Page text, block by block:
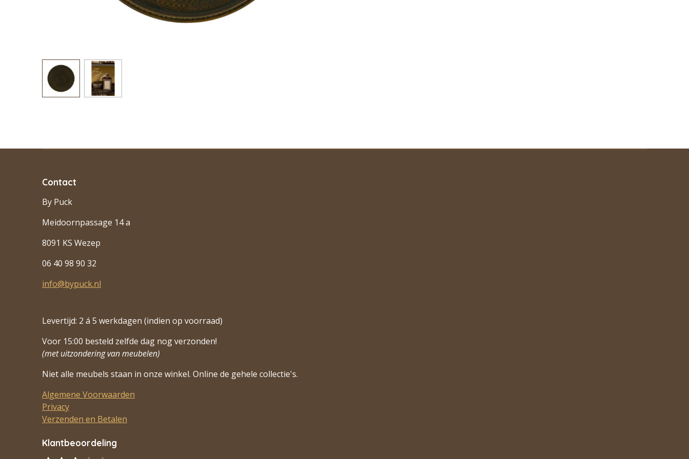
Contact
By Puck
Meidoornpassage 14 a
8091 KS Wezep
06 40 98 90 32
info@bypuck.nl
Levertijd: 2 á 5 werkdagen (indien op voorraad)
Voor 15:00 besteld zelfde dag nog verzonden!
(met uitzondering van meubelen)
Niet alle meubels staan in onze winkel. Online de gehele collectie's.
Algemene Voorwaarden
Privacy
Verzenden en Betalen
Klantbeoordeling